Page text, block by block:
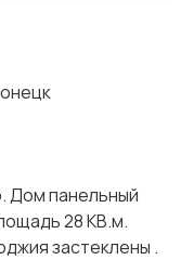
Дом панельный
28 КВ.м.
застеклены .